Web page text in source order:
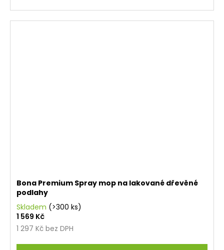
Bona Premium Spray mop na lakované dřevěné
podlahy
Skladem (>300 ks)
1 297 Kč bez DPH
1 569 Kč